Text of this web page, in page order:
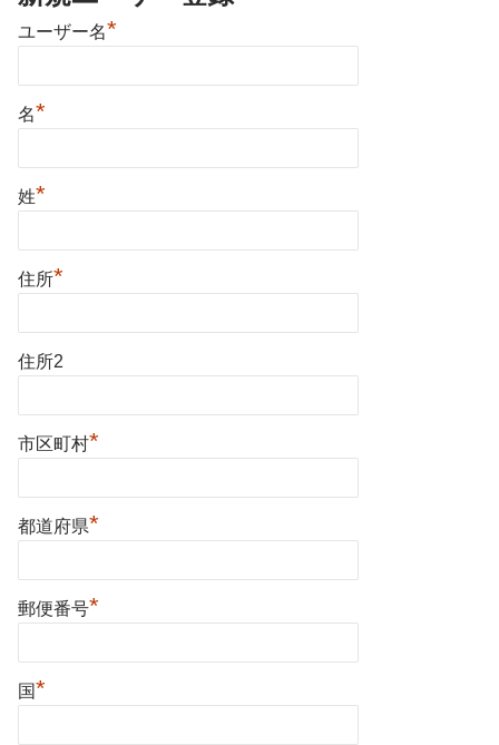
ユーザー名*
名*
姓*
住所*
住所2
市区町村*
都道府県*
郵便番号*
国*